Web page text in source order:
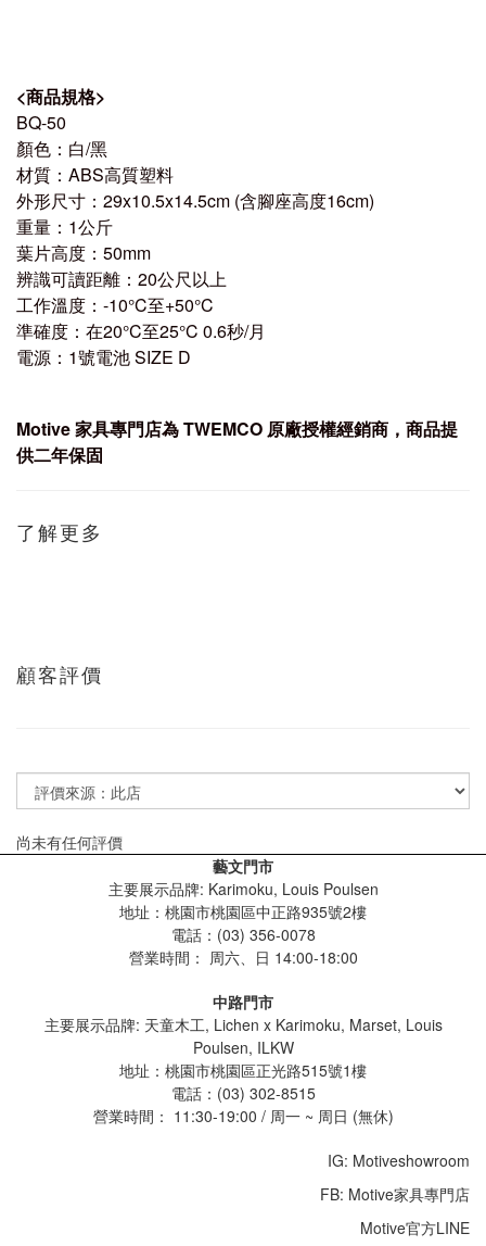
<商品規格>
BQ-50
顏色：白/黑
材質：ABS高質塑料
外形尺寸：29x10.5x14.5cm (含腳座高度16cm)
重量：1公斤
葉片高度：50mm
辨識可讀距離：20公尺以上
工作溫度：-10°C至+50°C
準確度：在20°C至25°C 0.6秒/月
電源：1號電池 SIZE D
Motive家具專門店為 TWEMCO 原廠授權經銷商，商品提
供二年保固
了解更多
顧客評價
尚未有任何評價
藝文門市
主要展示品牌: Karimoku, Louis Poulsen
地址：桃園市桃園區中正路935號2樓
電話：(03) 356-0078
營業時間： 周六、日 14:00-18:00
中路門市
主要展示品牌: 天童木工, Lichen x Karimoku, Marset, Louis
Poulsen, ILKW
地址：桃園市桃園區正光路515號1樓
電話：(03) 302-8515
營業時間： 11:30-19:00 / 周一 ~ 周日 (無休)
IG: Motiveshowroom
FB: Motive家具專門店
Motive官方LINE